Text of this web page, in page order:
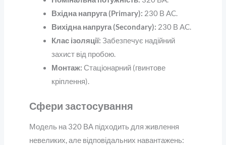
Вхідна напруга (Primary): 230 В AC.
Вихідна напруга (Secondary): 230 В AC.
Клас ізоляції: Забезпечує надійний
захист від пробою.
Монтаж: Стаціонарний (гвинтове
кріплення).
Сфери застосування
Модель на 320 ВА підходить для живлення
невеликих, але відповідальних навантажень: